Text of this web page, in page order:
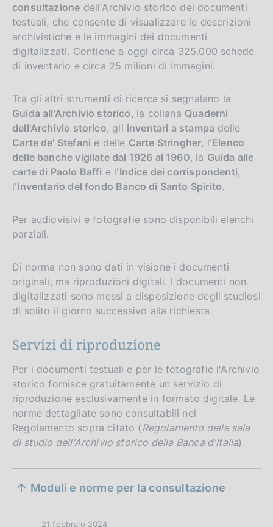
consultazione dell'Archivio storico dei documenti
testuali, che consente di visualizzare le descrizioni
archivistiche e le immagini dei documenti
digitalizzati. Contiene a oggi circa 325.000 schede
di inventario e circa 25 milioni di immagini.
Tra gli altri strumenti di ricerca si segnalano la
Guida all'Archivio storico , la collana Quaderni
dell'Archivio storico, gli inventari a stampa delle
Carte de' Stefani e delle Carte Stringher, l'Elenco
delle banche vigilate dal 1926 al 1960, la Guida alle
carte di Paolo Baffi e l'Indice dei corrispondenti,
l'Inventario del fondo Banco di Santo Spirito.
Per audiovisivi e fotografie sono disponibili elenchi
parziali.
Di norma non sono dati in visione i documenti
originali, ma riproduzioni digitali. I documenti non
digitalizzati sono messi a disposizione degli studiosi
di solito il giorno successivo alla richiesta.
Servizi di riproduzione
Per i documenti testuali e per le fotografie l'Archivio
storico fornisce gratuitamente un servizio di
riproduzione esclusivamente in formato digitale. Le
norme dettagliate sono consultabili nel
Regolamento sopra citato ( Regolamento della sala
di studio dell'Archivio storico della Banca d'Italia).
S
Moduli e norme per la consultazione
D
21 febbraio 2024